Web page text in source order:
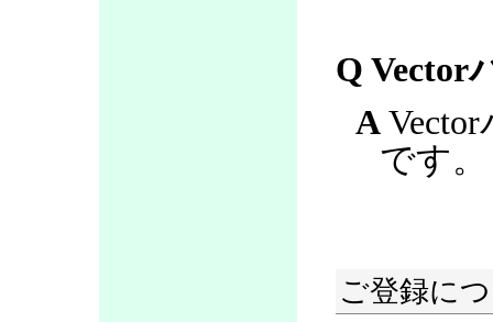
Q Vector
A
です。
ご登録に